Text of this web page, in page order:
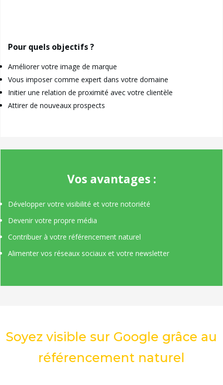
Pour quels objectifs ?
Améliorer votre image de marque
Vous imposer comme expert dans votre domaine
Initier une relation de proximité avec votre clientèle
Attirer de nouveaux prospects
Vos avantages :
Développer votre visibilité et votre notoriété
Devenir votre propre média
Contribuer à votre référencement naturel
Alimenter vos réseaux sociaux et votre newsletter
Soyez visible sur Google grâce au
référencement naturel